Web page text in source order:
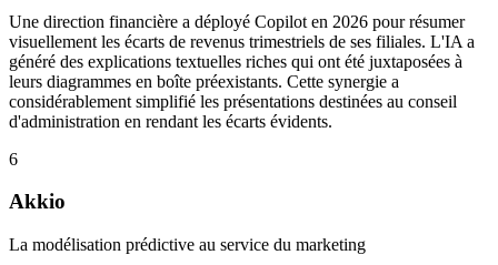
Une direction financière a déployé Copilot en 2026 pour résumer
visuellement les écarts de revenus trimestriels de ses filiales. L'IA a
généré des explications textuelles riches qui ont été juxtaposées à
leurs diagrammes en boîte préexistants. Cette synergie a
considérablement simplifié les présentations destinées au conseil
d'administration en rendant les écarts évidents.
6
Akkio
La modélisation prédictive au service du marketing